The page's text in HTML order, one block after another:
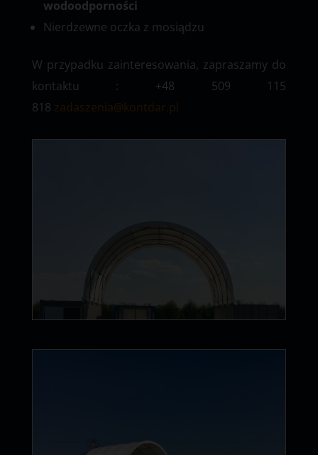
wodoodporności
Nierdzewne oczka z mosiądzu
W przypadku zainteresowania, zapraszamy do
kontaktu : +48 509 115
818 zadaszenia@kontdar.pl